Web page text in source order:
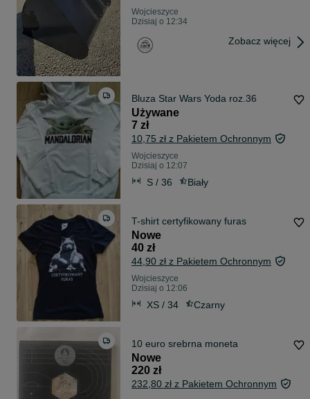
Wojcieszyce
Dzisiaj o 12:34
Zobacz więcej
Bluza Star Wars Yoda roz.36
Używane
7 zł
10,75 zł z Pakietem Ochronnym
Wojcieszyce
Dzisiaj o 12:07
S / 36 Biały
T-shirt certyfikowany furas
Nowe
40 zł
44,90 zł z Pakietem Ochronnym
Wojcieszyce
Dzisiaj o 12:06
XS / 34 Czarny
10 euro srebrna moneta
Nowe
220 zł
232,80 zł z Pakietem Ochronnym